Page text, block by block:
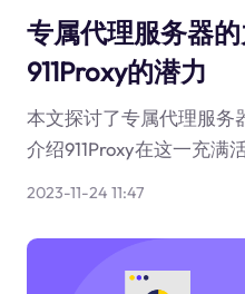
专属代理服务器
911Proxy的潜力
本文探讨了专属代理服务
介绍911Proxy在这一充满
2023-11-24 11:47